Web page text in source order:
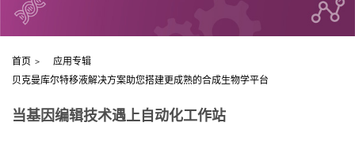
首页
应用专辑
贝克曼库尔特移液解决方案助您搭建更成熟的合成生物学平台
当基因编辑技术遇上自动化工作站